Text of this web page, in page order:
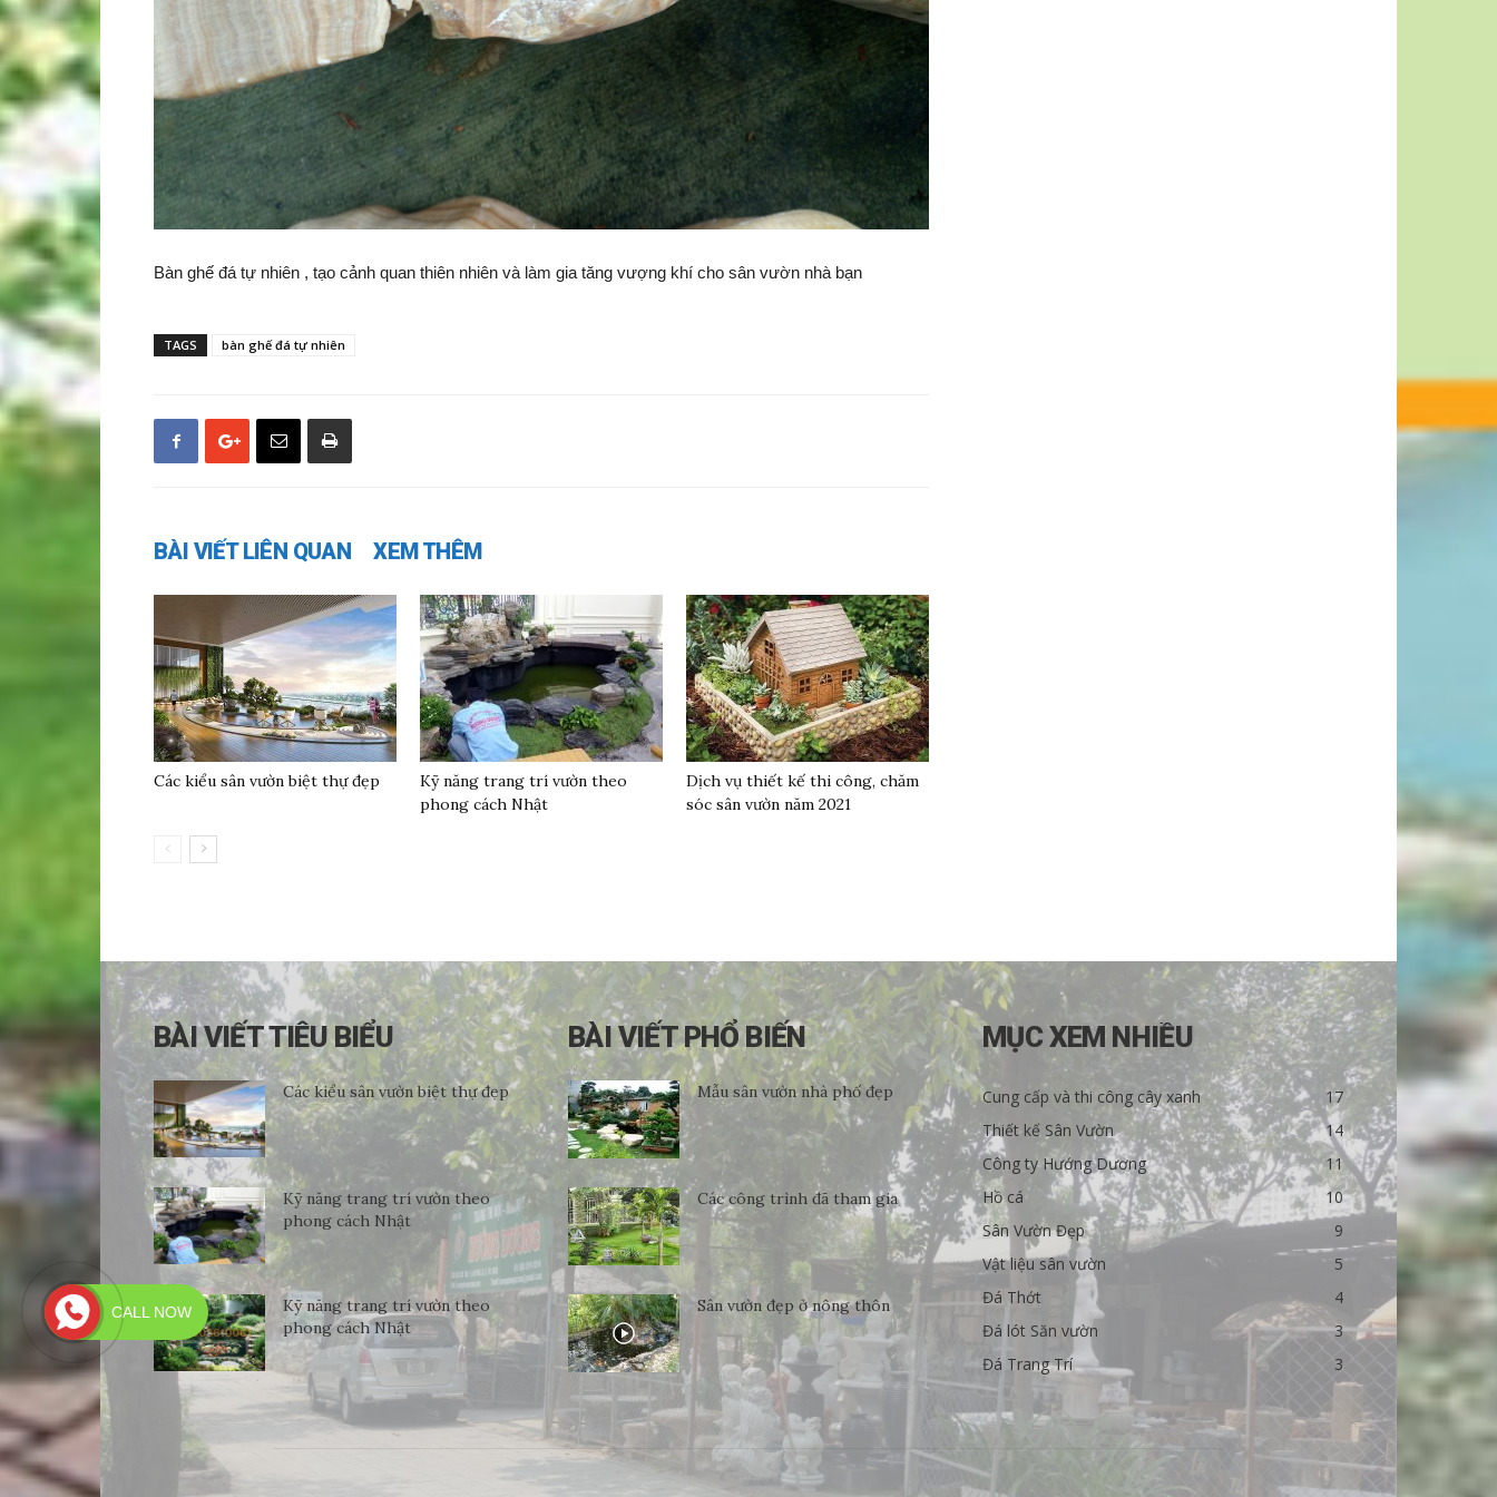
Bàn ghế đá tự nhiên , tạo cảnh quan thiên nhiên và làm gia tăng vượng khí cho sân vườn nhà bạn
TAGS bàn ghế đá tự nhiên
BÀI VIẾT LIÊN QUAN XEM THÊM
Các kiểu sân vườn biệt thự đẹp
Kỹ năng trang trí vườn theo
phong cách Nhật
Dịch vụ thiết kế thi công, chăm
sóc sân vườn năm 2021
BÀI VIẾT TIÊU BIỂU
Các kiểu sân vườn biệt thự đẹp
Kỹ năng trang trí vườn theo
phong cách Nhật
Kỹ năng trang trí vườn theo
phong cách Nhật
BÀI VIẾT PHỔ BIẾN
Mẫu sân vườn nhà phố đẹp
Các công trình đã tham gia
Sân vườn đẹp ở nông thôn
MỤC XEM NHIỀU
Cung cấp và thi công cây xanh
17
Thiết kế Sân Vườn
14
Công ty Hướng Dương
11
Hồ cá
10
Sân Vườn Đẹp
9
Vật liệu sân vườn
5
Đá Thớt
4
Đá lót Săn vườn
3
Đá Trang Trí
3
CALL NOW